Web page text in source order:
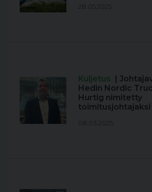
28.05.2025
Kuljetus
|
Hedin Nordic
Hurtig nimitetty
toimitusjohtajaksi
08.03.2025